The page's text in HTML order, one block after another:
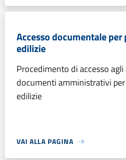
Accesso documentale
edilizie
Procedimento di accesso
documenti amministrativi
edilizie
VAI ALLA PAGINA